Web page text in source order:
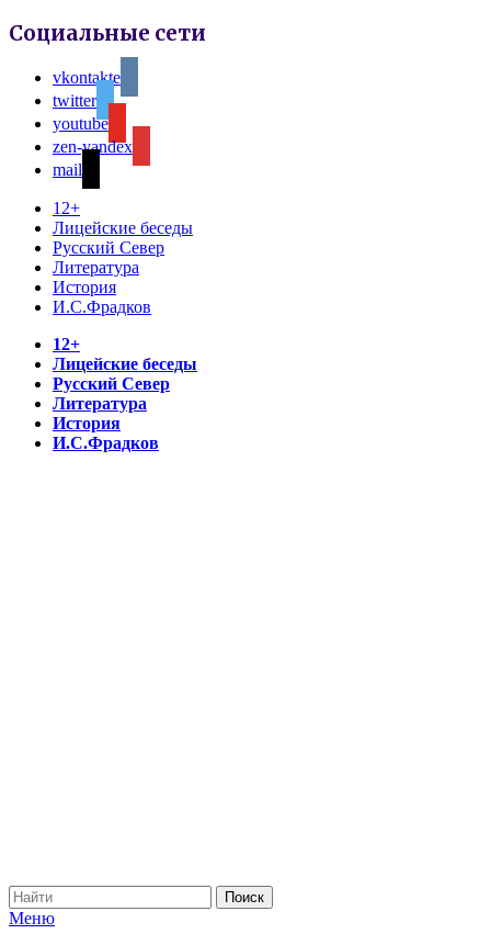
Социальные сети
vkontakte
twitter
youtube
zen-yandex
mail
12+
Лицейские беседы
Русский Север
Литература
История
И.С.Фрадков
12+
Лицейские беседы
Русский Север
Литература
История
И.С.Фрадков
Меню